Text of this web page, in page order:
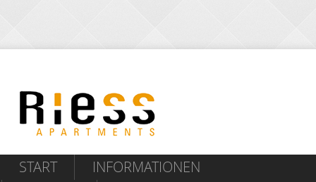
START
INFORMATIONEN